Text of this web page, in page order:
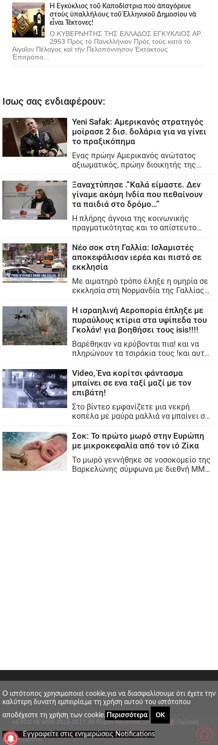
Ἡ Ἐγκύκλιος τοῦ Καποδίστρια ποὺ ἀπαγόρευε
στοὺς ὑπαλλήλους τοῦ Ἑλληνικοῦ Δημοσίου νὰ
εἶναι Τέκτονες!
Ο ΚΥΒΕΡΝΗΤΗΣ ΤΗΣ ΕΛΛΑΔΟΣ ΕΓΚΥΚΛΙΟΣ ΑΡ.
2953 Πρὸς τὸ Πανελλήνιον Πρὸς τοὺς κατὰ τὸ
Αἰγαῖον Πέλαγος καὶ τὴν Πελοπόννησον Ἐκτάκτους
Ἐπιτρόπο...
AETOS NEWS © 2016-2017. All Rights Reserved.SITE MAP Πολιτική
απορρήτου
O ιστότοπος χρησιμοποιεί cookie,για να διασφαλίσουμε ότι έχετε την
καλύτερη δυνατή εμπειρία,με τη χρήση αυτού του ιστότοπου
αποδέχεστε τη χρήση των cookie.
Περισσότερα ΟΚ
_ Εγγραφείτε στις ενημερώσεις Notifications